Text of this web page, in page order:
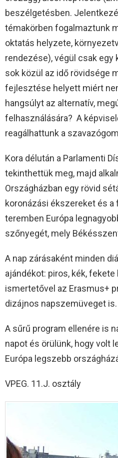
beszélgetésben.
témakörben fogalmaztunk
oktatás helyzete,
rendezése), végül csak
sok közül az idő rövidsége
fejlesztése helyett miért
hangsúlyt az alternatív,
felhasználására? A
reagálhattunk a
Kora délután a Parlamenti
tekinthettük meg, majd
Országházban egy rövid
koronázási ékszereket és
teremben Európa
szőnyegét, mely
A nap zárásaként minden
ajándékot: piros, kék,
ismertetővel az Erasmus+
dizájnos napszemüveget is.
A sűrű program ellenére is
napot és örülünk, hogy volt
Európa legszebb
VPEG. 11.J. osztály